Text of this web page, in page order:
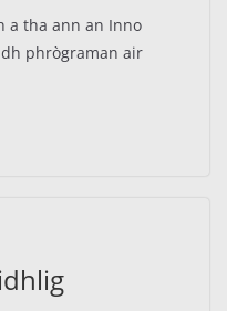
a tha ann an Inno
phrògraman air